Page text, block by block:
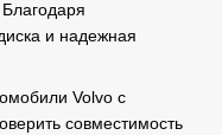
и надежная
Volvo с
совместимость